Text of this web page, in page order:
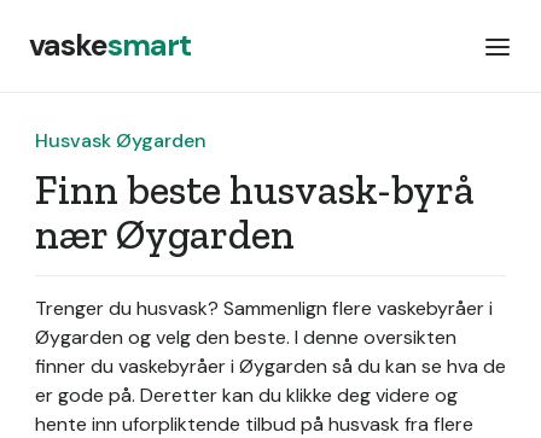
vaskesmart
Husvask Øygarden
Finn beste husvask-byrå
nær Øygarden
Trenger du husvask? Sammenlign flere vaskebyråer i
Øygarden og velg den beste. I denne oversikten
finner du vaskebyråer i Øygarden så du kan se hva de
er gode på. Deretter kan du klikke deg videre og
hente inn uforpliktende tilbud på husvask fra flere